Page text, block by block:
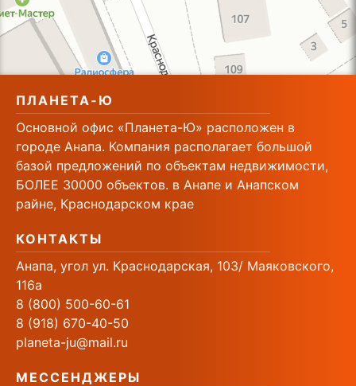
ПЛАНЕТА-Ю
Основной офис «Планета-Ю» расположен в
городе Анапа. Компания располагает большой
базой предложений по объектам недвижимости,
БОЛЕЕ 30000 объектов. в Анапе и Анапском
райне, Краснодарском крае
КОНТАКТЫ
Анапа, угол ул. Краснодарская, 103/ Маяковского,
116а
8 (800) 500-60-61
8 (918) 670-40-50
planeta-ju@mail.ru
МЕССЕНДЖЕРЫ